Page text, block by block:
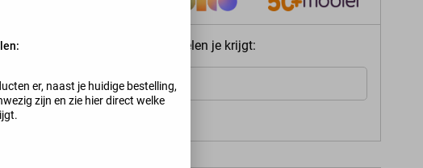
en zie meteen welke voordelen je krijgt:
Internet
en extra's jij kunt krijgen
er, naast je huidige bestelling,
zijn en zie hier direct welke